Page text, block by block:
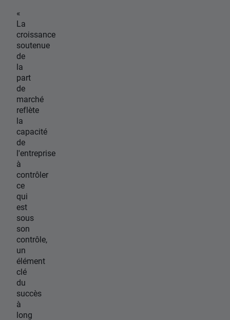
«
La
croissance
soutenue
de
la
part
de
marché
reflète
la
capacité
de
l'entreprise
à
contrôler
ce
qui
est
sous
son
contrôle,
un
élément
clé
du
succès
à
long